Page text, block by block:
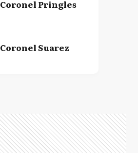
Coronel Pringles
Coronel Suarez